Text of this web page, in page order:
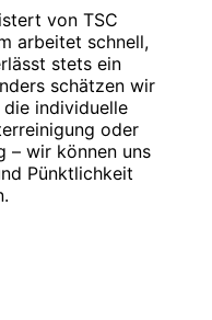
von TSC
arbeitet schnell,
stets ein
schätzen wir
individuelle
oder
– wir können uns
Pünktlichkeit